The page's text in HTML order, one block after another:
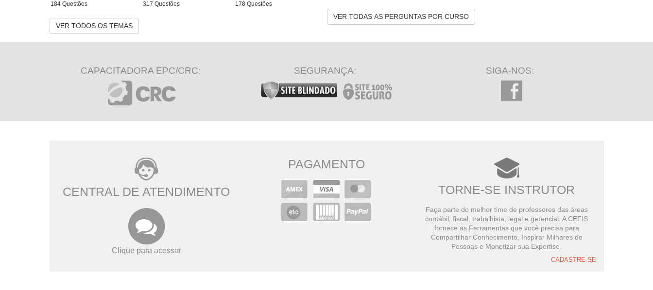
184 Questões 317 Questões 178 Questões
VER TODOS OS TEMAS
VER TODAS AS PERGUNTAS POR CURSO
CAPACITADORA EPC/CRC: SEGURANÇA: SIGA-NOS:
CENTRAL DE ATENDIMENTO
Clique para acessar
PAGAMENTO
TORNE-SE INSTRUTOR
Faça parte do melhor time de professores das áreas
contábil, fiscal, trabalhista, legal e gerencial. A CEFIS
fornece as Ferramentas que você precisa para
Compartilhar Conhecimento, Inspirar Milhares de
Pessoas e Monetizar sua Expertise.
CADASTRE-SE